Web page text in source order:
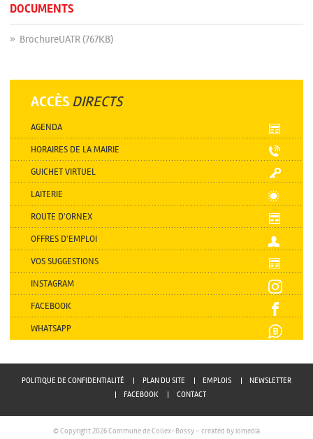
DOCUMENTS
» BrochureUATR (767KB)
ACCÈS DIRECTS
AGENDA
HORAIRES DE LA MAIRIE
GUICHET VIRTUEL
LAITERIE
ROUTE D'ORNEX
OFFRES D'EMPLOI
VOS SUGGESTIONS
INSTAGRAM
FACEBOOK
WHATSAPP
POLITIQUE DE CONFIDENTIALITÉ PLAN DU SITE EMPLOIS
NEWSLETTER
FACEBOOK
CONTACT
© Copyright 2026 Commune de Collex-Bossy - created by iomedia